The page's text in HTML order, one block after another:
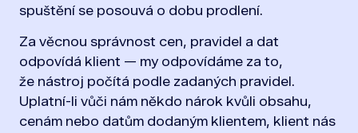
spuštění se posouvá o dobu prodlení.
Za věcnou správnost cen, pravidel a dat
odpovídá klient — my odpovídáme za to,
že nástroj počítá podle zadaných pravidel.
Uplatní-li vůči nám někdo nárok kvůli obsahu,
cenám nebo datům dodaným klientem, klient nás